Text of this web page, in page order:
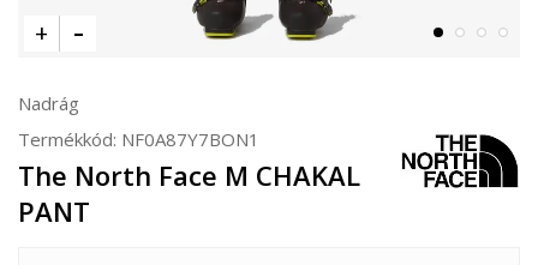
Nadrág
Termékkód: NF0A87Y7BON1
The North Face M CHAKAL
PANT